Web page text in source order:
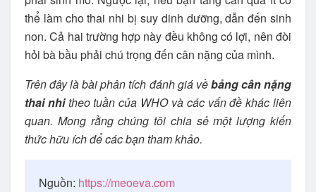
thể làm cho thai nhi bị suy dinh dưỡng, dẫn đến sinh
non. Cả hai trường hợp này đều không có lợi, nên đòi
hỏi bà bầu phải chú trọng đến cân nặng của mình.
Trên đây là bài phân tích đánh giá vềbảng cân nặng
thai nhitheo tuần của WHO và các vấn đề khác liên
quan. Mong rằng chúng tôi chia sẻ một lượng kiến
thức hữu ích để các bạn tham khảo.
Nguồn: https://meoeva.com